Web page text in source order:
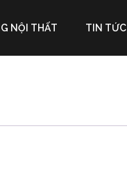
NỘI THẤT TIN TỨC